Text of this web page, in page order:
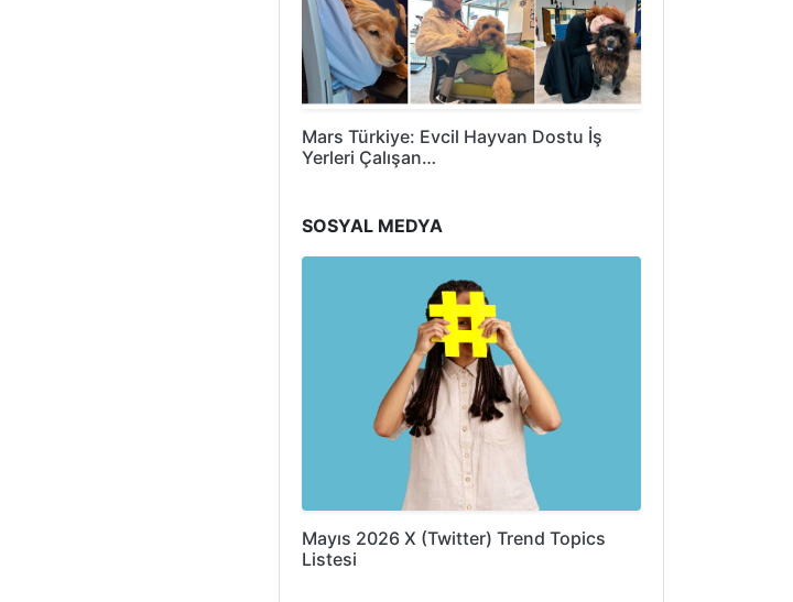
Mars Türkiye: Evcil Hayvan Dostu İş
Yerleri Çalışan…
SOSYAL MEDYA
Mayıs 2026 X (Twitter) Trend Topics
Listesi